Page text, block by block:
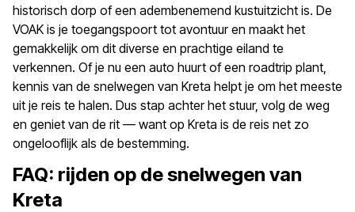
historisch dorp of een adembenemend kustuitzicht is. De
VOAK is je toegangspoort tot avontuur en maakt het
gemakkelijk om dit diverse en prachtige eiland te
verkennen. Of je nu een auto huurt of een roadtrip plant,
kennis van de snelwegen van Kreta helpt je om het meeste
uit je reis te halen. Dus stap achter het stuur, volg de weg
en geniet van de rit — want op Kreta is de reis net zo
ongelooflijk als de bestemming.
FAQ: rijden op de snelwegen van
Kreta